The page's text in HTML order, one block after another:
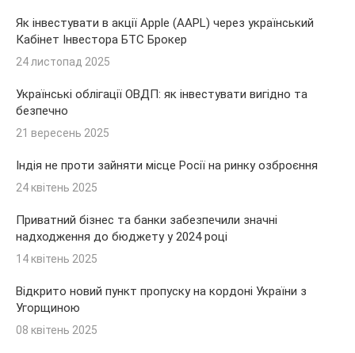
Як інвестувати в акції Apple (AAPL) через український
Кабінет Інвестора БТС Брокер
24 листопад 2025
Українські облігації ОВДП: як інвестувати вигідно та
безпечно
21 вересень 2025
Індія не проти зайняти місце Росії на ринку озброєння
24 квітень 2025
Приватний бізнес та банки забезпечили значні
надходження до бюджету у 2024 році
14 квітень 2025
Відкрито новий пункт пропуску на кордоні України з
Угорщиною
08 квітень 2025